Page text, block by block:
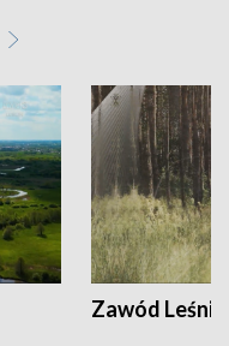
Zawód Leśnik